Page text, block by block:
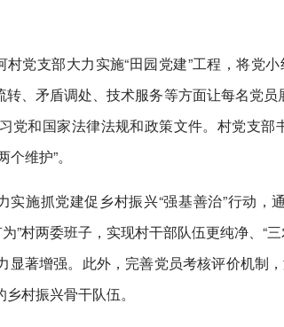
村党支部大力实施“田园党建”工程，将党
、矛盾调处、技术服务等方面让每名党员
党和国家法律法规和政策文件。村党支部
维护”。
实施抓党建促乡村振兴“强基善治”行动
”村两委班子，实现村干部队伍更纯净、“
著增强。此外，完善党员考核评价机制
村振兴骨干队伍。